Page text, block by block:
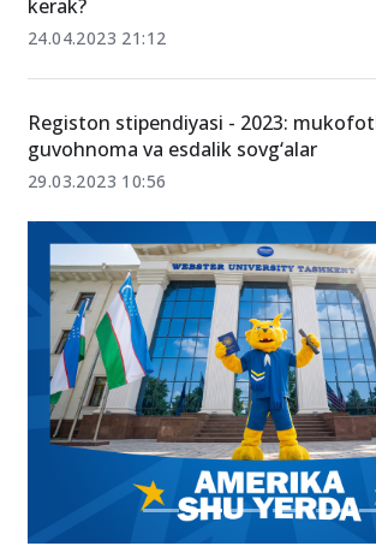
kerak?
24.04.2023 21:12
Registon stipendiyasi - 2023:
guvohnoma va esdalik sovg‘alar
29.03.2023 10:56